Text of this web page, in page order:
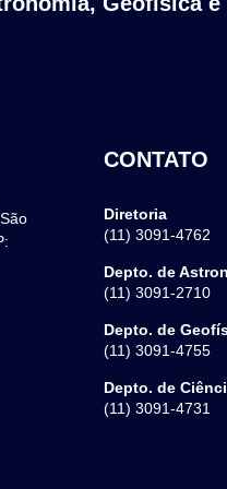
CONTATO
Diretoria
(11) 3091-4762
Depto. de
(11) 3091-2710
Depto. de
(11) 3091-4755
Depto. de
(11) 3091-4731